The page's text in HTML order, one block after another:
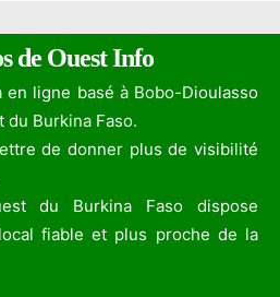
de Ouest Info
en ligne basé à Bobo-Dioulasso
du Burkina Faso.
de donner plus de visibilité
du Burkina Faso dispose
fiable et plus proche de la